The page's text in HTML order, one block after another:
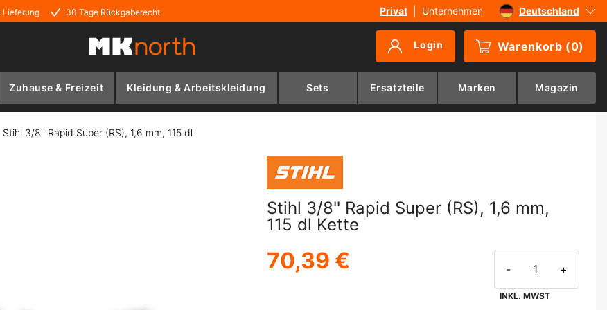
Lieferung 30 Tage Rückgaberecht Privat Unternehmen
Deutschland
Sverige
Suomi
Login Warenkorb (0)
Zuhause & Freizeit Kleidung & Arbeitskleidung Sets Ersatzteile Marken Magazin
Stihl 3/8'' Rapid Super (RS), 1,6 mm, 115 dl
Stihl 3/8'' Rapid Super (RS), 1,6 mm,
115 dl Kette
70,39 € - +
INKL. MWST